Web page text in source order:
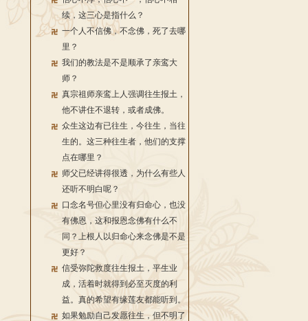
续，这三心是指什么？
一个人不信佛，不念佛，死了去哪
里？
我们的教法是不是顺承了亲鸾大
师？
真宗祖师亲鸾上人强调往生报土，
他不讲住不退转，或者成佛。
众生这边有已往生，今往生，当往
生的。这三种往生者，他们的支撑
点在哪里？
师父已经讲得很透，为什么有些人
还听不明白呢？
口念名号但心里没有归命心，也没
有佛恩，这和报恩念佛有什么不
同？上根人以归命心来念佛是不是
更好？
信受弥陀救度往生报土，平生业
成，活着时就得到必至灭度的利
益。真的希望有缘莲友都能听到。
如果勉励自己发愿往生，但不明了